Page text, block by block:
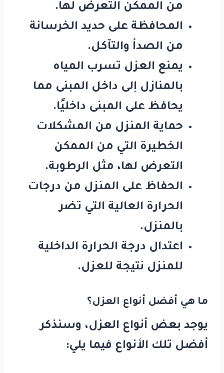
من الممكن التعرض لها.
المحافظة على حديد الخرسانة
من الصدأ والتآكل.
يمنع العزل تسرب المياه
بالمنازل إلى داخل المبنى مما
يحافظ على المبنى داخليًا.
حماية المنزل من المشكلات
الخطيرة التي من الممكن
التعرض لها، مثل الرطوبة.
الحفاظ على المنزل من درجات
الحرارة العالية التي تضر
بالمنزل.
اعتدال درجة الحرارة الداخلية
للمنزل نتيجة للعزل.
ما هي أفضل أنواع العزل؟
يوجد بعض أنواع العزل، وسنذكر
أفضل تلك الأنواع فيما يلي: